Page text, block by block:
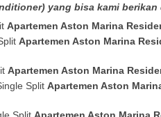
yang bisa kami berikan
Apartemen Aston Marina
Apartemen Aston Marina
Apartemen Aston Marina
Split Apartemen Aston
Split Apartemen Aston Marina